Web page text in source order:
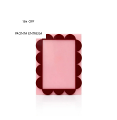
15% OFF
PRONTA ENTREGA